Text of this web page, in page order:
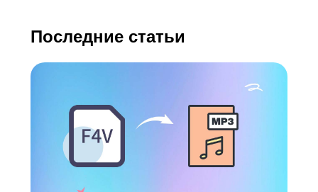
Бесплатный PDF Compressor
Последние статьи